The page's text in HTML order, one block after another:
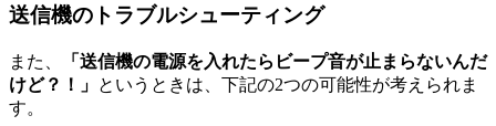
送信機のトラブルシューティング
また、
「送信機の電源を入れたらビープ音が止まらないんだ
けど？！」 というときは、下記の2つの可能性が考えられま
す。